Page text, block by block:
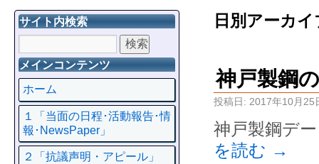
日別アーカ
神戸製鋼
投稿日: 2017年10月25
神戸製鋼デ
を読む →
サイト内検索
メインコンテンツ
ホーム
１「当面の日程･活動報告･情
報･NewsPaper」
２「抗議声明・アピール」